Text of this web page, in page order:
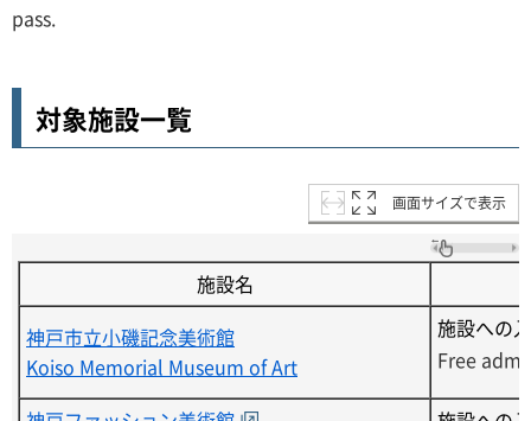
pass.
対象施設一覧
画面サイズで表示
施設名
神戸市立小磯記念美術館
Koiso Memorial Museum of Art
施設への
Free